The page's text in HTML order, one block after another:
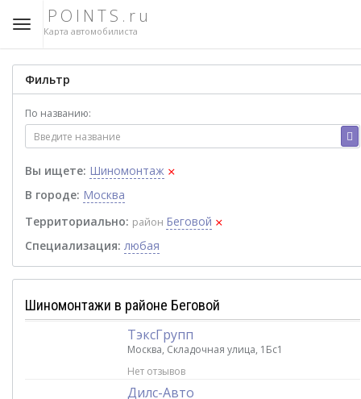
POINTS.ru
Карта автомобилиста
Фильтр
По названию:
Вы ищете: Шиномонтаж ×
В городе: Москва
Территориально: район Беговой ×
Специализация: любая
Шиномонтажи в районе Беговой
ТэксГрупп
Москва, Складочная улица, 1Бс1
Нет отзывов
Дилс-Авто